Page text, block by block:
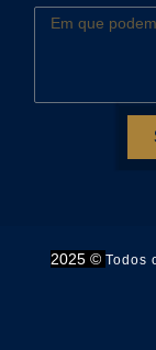
2025 © Todos